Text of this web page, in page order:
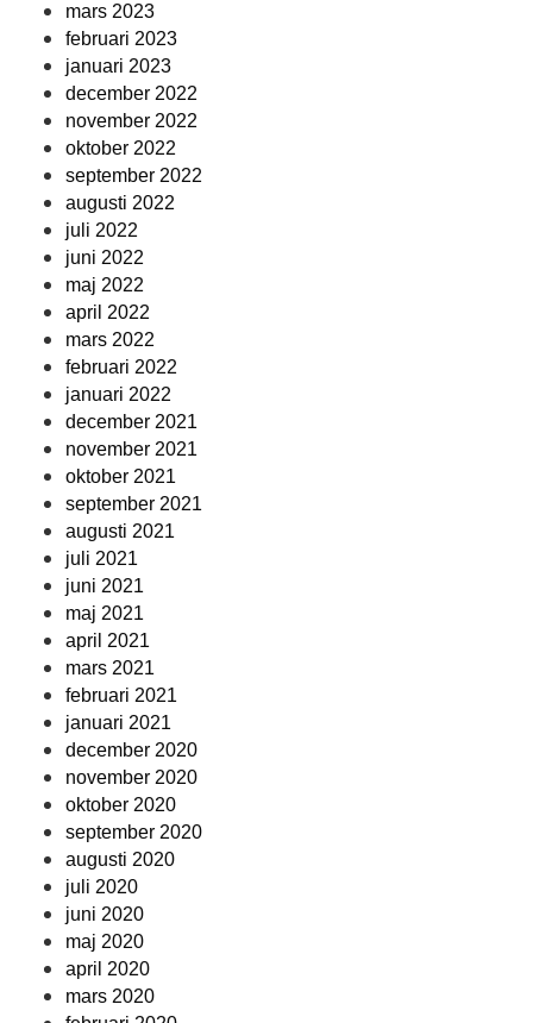
mars 2023
februari 2023
januari 2023
december 2022
november 2022
oktober 2022
september 2022
augusti 2022
juli 2022
juni 2022
maj 2022
april 2022
mars 2022
februari 2022
januari 2022
december 2021
november 2021
oktober 2021
september 2021
augusti 2021
juli 2021
juni 2021
maj 2021
april 2021
mars 2021
februari 2021
januari 2021
december 2020
november 2020
oktober 2020
september 2020
augusti 2020
juli 2020
juni 2020
maj 2020
april 2020
mars 2020